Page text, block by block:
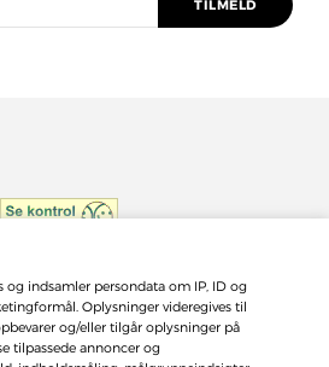
og indsamler persondata om IP, ID og
Oplysninger videregives til
og/eller tilgår oplysninger på
tilpassede annoncer og